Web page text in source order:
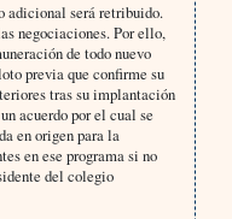
adicional será retribuido.
negociaciones. Por ello,
de todo nuevo
previa que confirme su
tras su implantación
acuerdo por el cual se
en origen para la
en ese programa si no
del colegio